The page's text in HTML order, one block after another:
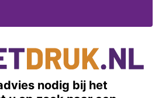
nodig bij het